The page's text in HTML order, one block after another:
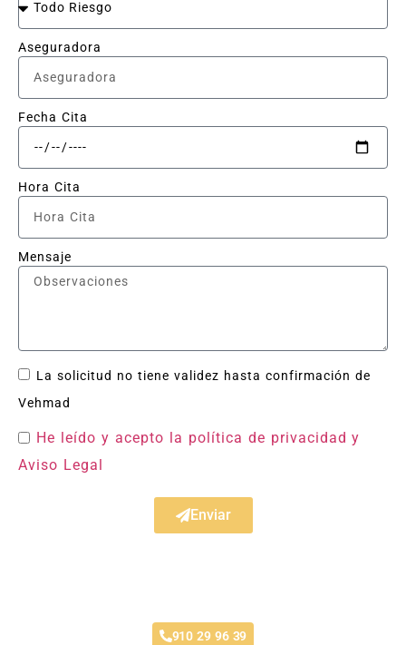
Aseguradora
Fecha Cita
Hora Cita
Mensaje
La solicitud no tiene validez hasta confirmación de
Vehmad
He leído y acepto la política de privacidad y
Aviso Legal
Enviar
910 29 96 39